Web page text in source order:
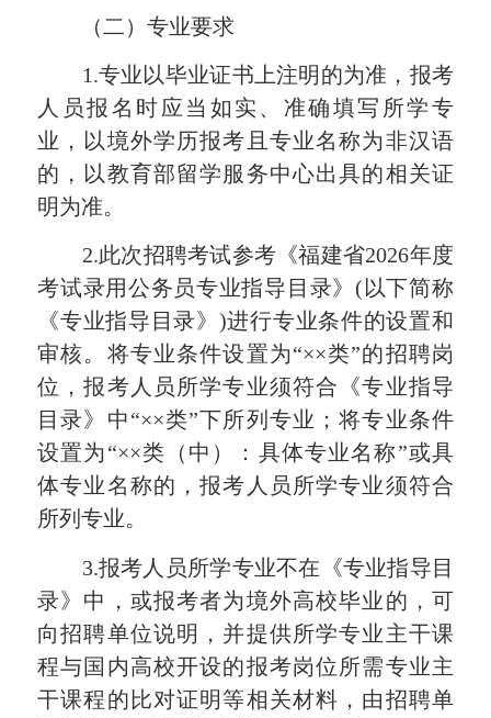
（二）专业要求
1.专业以毕业证书上注明的为准，报考
人员报名时应当如实、准确填写所学专
业，以境外学历报考且专业名称为非汉语
的，以教育部留学服务中心出具的相关证
明为准。
2.此次招聘考试参考《福建省2026年度
考试录用公务员专业指导目录》(以下简称
《专业指导目录》)进行专业条件的设置和
审核。将专业条件设置为“××类”的招聘岗
位，报考人员所学专业须符合《专业指导
目录》中“××类”下所列专业；将专业条件
设置为“××类（中）：具体专业名称”或具
体专业名称的，报考人员所学专业须符合
所列专业。
3.报考人员所学专业不在《专业指导目
录》中，或报考者为境外高校毕业的，可
向招聘单位说明，并提供所学专业主干课
程与国内高校开设的报考岗位所需专业主
干课程的比对证明等相关材料，由招聘单